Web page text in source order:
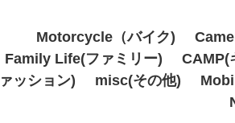
Motorcycle（バイク)
Family Life(ファミリー)
CAMP(
ッション) misc(その他)